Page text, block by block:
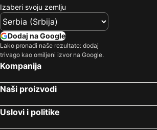
Izaberi svoju zemlju
Dodaj na Google
Lako pronađi naše rezultate: dodaj
trivago kao omiljeni izvor na Google.
Kompanija
Naši proizvodi
Uslovi i politike